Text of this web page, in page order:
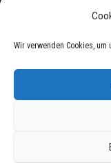
Wir verwenden Cookies,
Nach 6-7 Tagen ist
Schüßel aus.
Die Läuse kann man